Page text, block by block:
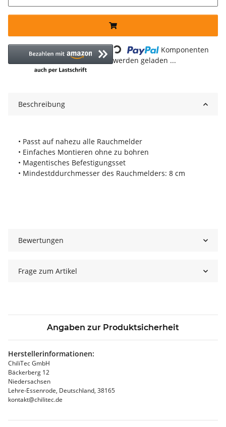
Loading...
Komponenten
werden geladen ...
Beschreibung
• Passt auf nahezu alle Rauchmelder
• Einfaches Montieren ohne zu bohren
• Magentisches Befestigungsset
• Mindestddurchmesser des Rauchmelders: 8 cm
Bewertungen
Frage zum Artikel
Angaben zur Produktsicherheit
Herstellerinformationen:
ChiliTec GmbH
Bäckerberg 12
Niedersachsen
Lehre-Essenrode, Deutschland, 38165
kontakt@chilitec.de